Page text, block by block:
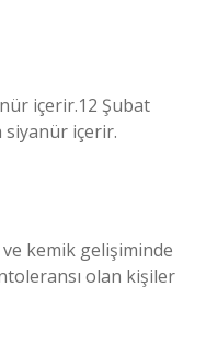
içerir.12 Şubat
siyanür içerir.
kemik gelişiminde
olan kişiler